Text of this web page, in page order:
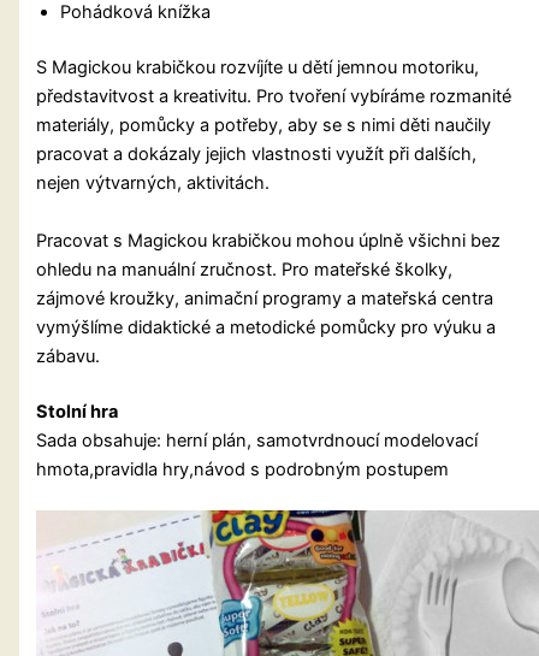
Pohádková knížka
S Magickou krabičkou rozvíjíte u dětí jemnou motoriku,
představitvost a kreativitu. Pro tvoření vybíráme rozmanité
materiály, pomůcky a potřeby, aby se s nimi děti naučily
pracovat a dokázaly jejich vlastnosti využít při dalších,
nejen výtvarných, aktivitách.
Pracovat s Magickou krabičkou mohou úplně všichni bez
ohledu na manuální zručnost. Pro mateřské školky,
zájmové kroužky, animační programy a mateřská centra
vymýšlíme didaktické a metodické pomůcky pro výuku a
zábavu.
Stolní hra
Sada obsahuje: herní plán, samotvrdnoucí modelovací
hmota,pravidla hry,návod s podrobným postupem